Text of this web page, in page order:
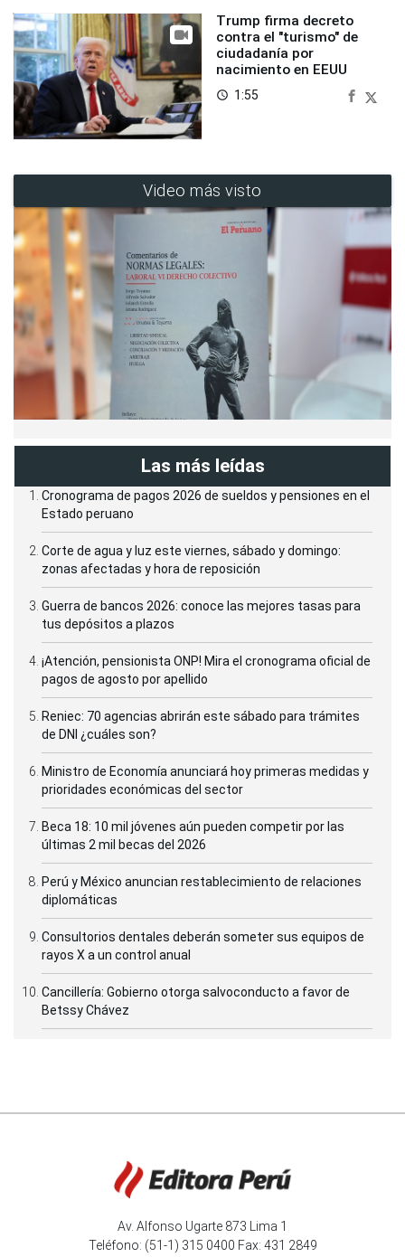
Trump firma decreto
contra el "turismo" de
ciudadanía por
nacimiento en EEUU
access_time 1:55
Video más visto
Las más leídas
Cronograma de pagos 2026 de sueldos y pensiones en el
Estado peruano
Corte de agua y luz este viernes, sábado y domingo:
zonas afectadas y hora de reposición
Guerra de bancos 2026: conoce las mejores tasas para
tus depósitos a plazos
¡Atención, pensionista ONP! Mira el cronograma oficial de
pagos de agosto por apellido
Reniec: 70 agencias abrirán este sábado para trámites
de DNI ¿cuáles son?
Ministro de Economía anunciará hoy primeras medidas y
prioridades económicas del sector
Beca 18: 10 mil jóvenes aún pueden competir por las
últimas 2 mil becas del 2026
Perú y México anuncian restablecimiento de relaciones
diplomáticas
Consultorios dentales deberán someter sus equipos de
rayos X a un control anual
Cancillería: Gobierno otorga salvoconducto a favor de
Betssy Chávez
Av. Alfonso Ugarte 873 Lima 1
Teléfono: (51-1) 315 0400 Fax: 431 2849